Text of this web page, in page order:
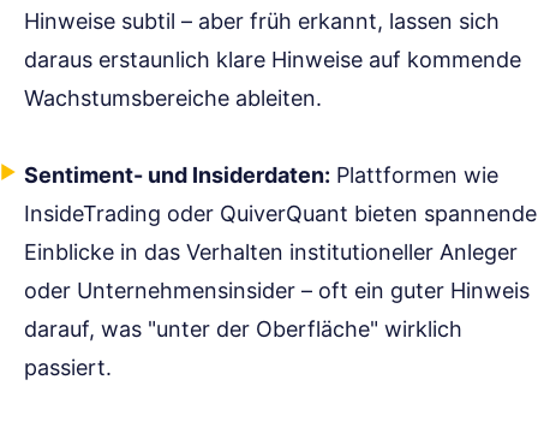
Hinweise subtil – aber früh erkannt, lassen sich
daraus erstaunlich klare Hinweise auf kommende
Wachstumsbereiche ableiten.
Sentiment- und Insiderdaten: Plattformen wie
InsideTrading oder QuiverQuant bieten spannende
Einblicke in das Verhalten institutioneller Anleger
oder Unternehmensinsider – oft ein guter Hinweis
darauf, was "unter der Oberfläche" wirklich
passiert.